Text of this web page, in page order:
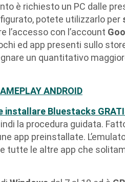
è richiesto un PC dalle
potete utilizzarlo per
l’accesso con l’account
ed app presenti sullo
un quantitativo
ANDROID
installare Bluestacks
la procedura guidata.
app preinstallate.
e tutte le altre app che